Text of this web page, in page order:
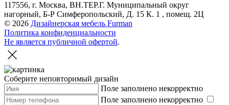
117556, г. Москва, ВН.ТЕР.Г. Муниципальный округ
нагорный, Б-Р Симферопольский, Д. 15 К. 1 , помещ. 2Ц
© 2026 Дизайнерская мебель Furman
Политика конфиденциальности
Не является публичной офертой.
Соберите неповторимый дизайн
Поле заполнено некорректно
Поле заполнено некорректно